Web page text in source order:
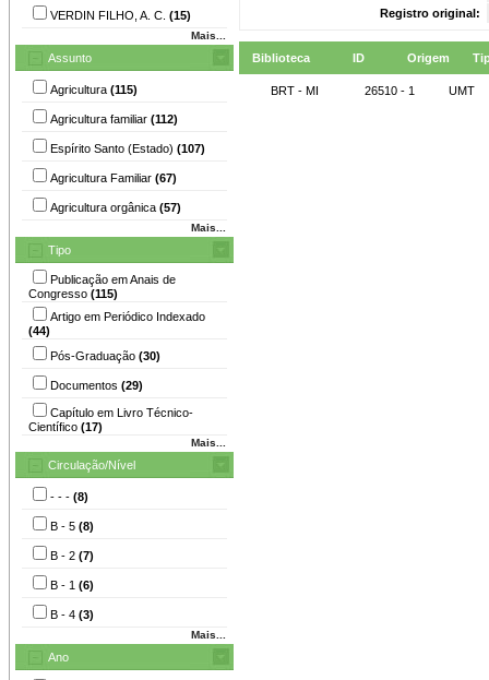
VERDIN FILHO, A. C. (15)
Mais...
Assunto
Agricultura (115)
Agricultura familiar (112)
Espírito Santo (Estado) (107)
Agricultura Familiar (67)
Agricultura orgânica (57)
Mais...
Tipo
Publicação em Anais de
Congresso (115)
Artigo em Periódico Indexado
(44)
Pós-Graduação (30)
Documentos (29)
Capítulo em Livro Técnico-
Científico (17)
Mais...
Circulação/Nível
- - - (8)
B - 5 (8)
B - 2 (7)
B - 1 (6)
B - 4 (3)
Mais...
Ano
Registro original:
Biblioteca ID Origem
BRT - MI 26510 - 1 UMT